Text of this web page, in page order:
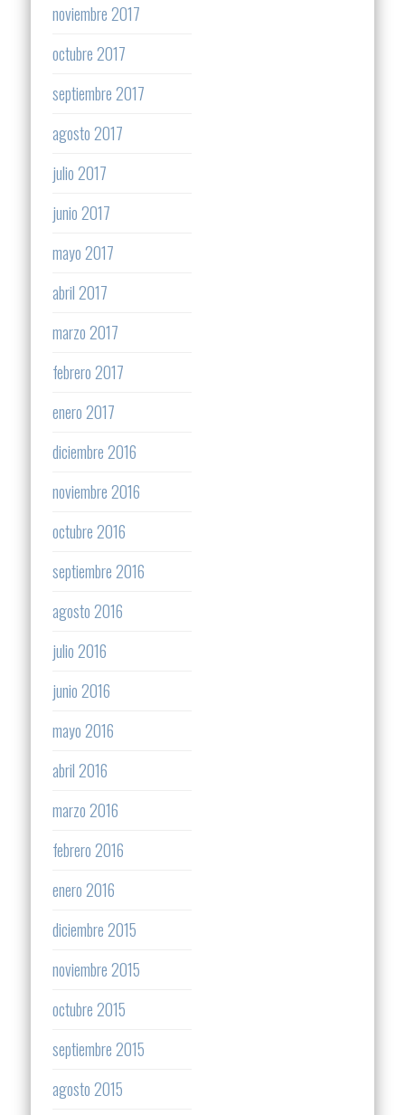
noviembre 2017
octubre 2017
septiembre 2017
agosto 2017
julio 2017
junio 2017
mayo 2017
abril 2017
marzo 2017
febrero 2017
enero 2017
diciembre 2016
noviembre 2016
octubre 2016
septiembre 2016
agosto 2016
julio 2016
junio 2016
mayo 2016
abril 2016
marzo 2016
febrero 2016
enero 2016
diciembre 2015
noviembre 2015
octubre 2015
septiembre 2015
agosto 2015